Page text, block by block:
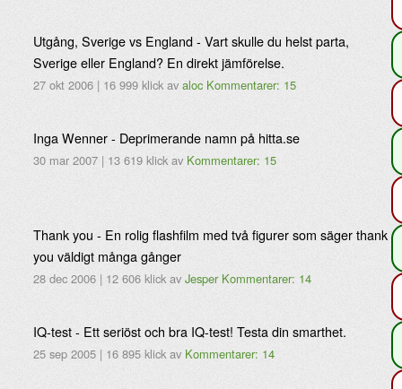
Utgång, Sverige vs England - Vart skulle du helst parta,
Sverige eller England? En direkt jämförelse.
27 okt 2006 | 16 999 klick av aloc Kommentarer: 15
Inga Wenner - Deprimerande namn på hitta.se
30 mar 2007 | 13 619 klickav Kommentarer: 15
Thank you - En rolig flashfilm med två figurer som säger thank
you väldigt många gånger
28 dec 2006 | 12 606 klick av Jesper Kommentarer: 14
IQ-test - Ett seriöst och bra IQ-test! Testa din smarthet.
25 sep 2005 | 16 895 klick av Kommentarer: 14